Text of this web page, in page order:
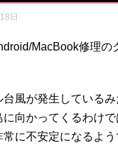
日
MacBook修理の
風が発生しているみ
向かってくるわけ
に不安定になるよう